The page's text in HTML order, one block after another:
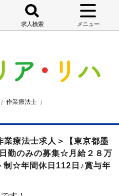
求人検索 メニュー
作業療法士
業療法士求人＞【東京都墨
勤のみの募集☆月給２８万
制☆年間休日112日♪賞与年